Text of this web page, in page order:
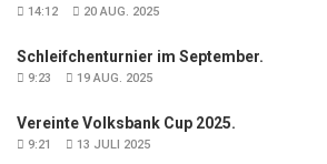
14:12 20 AUG. 2025
Schleifchenturnier im September.
9:23 19 AUG. 2025
Vereinte Volksbank Cup 2025.
9:21 13 JULI 2025